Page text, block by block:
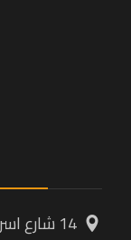
14 شارع اسراء المعلمين - ميدان لبنان - المهندسين